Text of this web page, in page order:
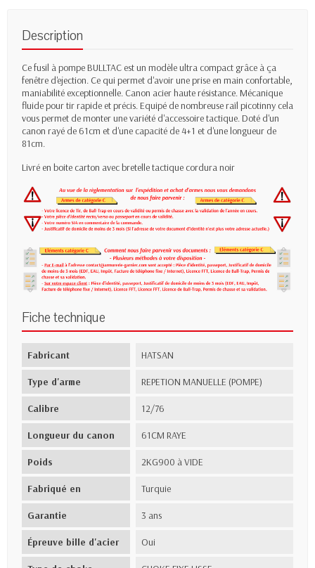
Description
Ce fusil à pompe BULLTAC est un modèle ultra compact grâce à ça
fenêtre d'ejection. Ce qui permet d'avoir une prise en main confortable,
maniabilité exceptionnelle. Canon acier haute résistance. Mécanique
fluide pour tir rapide et précis. Equipé de nombreuse raïl picotinny cela
vous permet de monter une variété d'accessoire tactique. Doté d'un
canon rayé de 61cm et d'une capacité de 4+1 et d'une longueur de
81cm.
Livré en boite carton avec bretelle tactique cordura noir
Fiche technique
Fabricant HATSAN
Type d'arme REPETION MANUELLE (POMPE)
Calibre 12/76
Longueur du canon 61CM RAYE
Poids 2KG900 à VIDE
Fabriqué en Turquie
Garantie 3 ans
Épreuve bille d'acier Oui